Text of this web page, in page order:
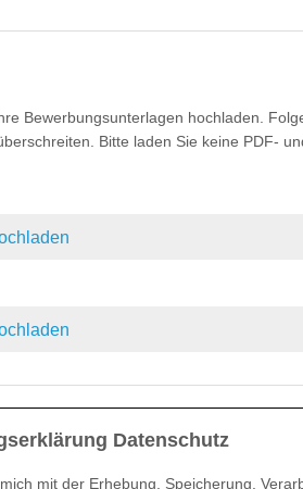
Bewerbungsunterlagen hochladen.
Bitte laden Sie keine PDF-
Datenschutz
mit der Erhebung, Speicherung,